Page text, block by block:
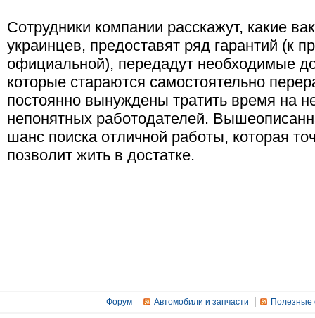
Сотрудники компании расскажут, какие
украинцев, предоставят ряд гарантий (к
официальной), передадут необходимые
которые стараются самостоятельно
постоянно вынуждены тратить время на
непонятных работодателей.
шанс поиска отличной работы, которая
позволит жить в достатке.
Форум Автомобили и запчасти Полезные